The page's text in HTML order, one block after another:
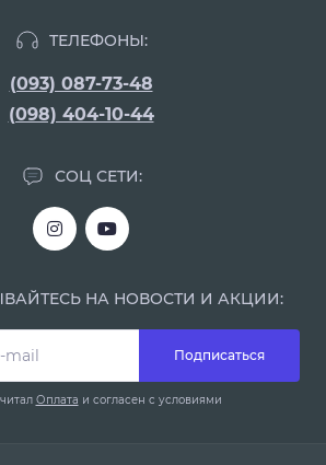
ТЕЛЕФОНЫ:
(093) 087-73-48
(098) 404-10-44
СОЦ СЕТИ:
НА НОВОСТИ И АКЦИИ:
Подписаться
Оплата и согласен с условиями